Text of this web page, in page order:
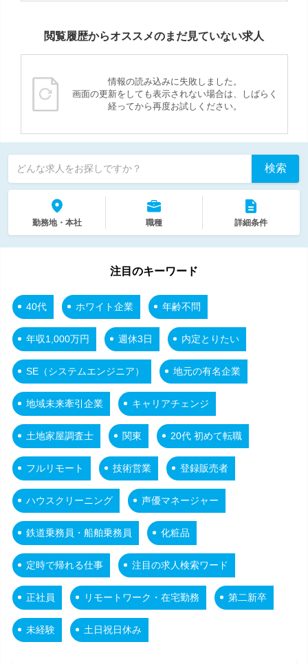
閲覧履歴からオススメのまだ見ていない求人
情報の読み込みに失敗しました。
画面の更新をしても表示されない場合は、しばらく
経ってから再度お試しください。
どんな求人をお探しですか？ 検索
勤務地・本社 職種 詳細条件
注目のキーワード
40代 ホワイト企業 年齢不問
年収1,000万円 週休3日 内定とりたい
SE（システムエンジニア） 地元の有名企業
地域未来牽引企業 キャリアチェンジ
土地家屋調査士 関東 20代 初めて転職
フルリモート 技術営業 登録販売者
ハウスクリーニング 声優マネージャー
鉄道乗務員・船舶乗務員 化粧品
定時で帰れる仕事 注目の求人検索ワード
正社員 リモートワーク・在宅勤務 第二新卒
未経験 土日祝日休み